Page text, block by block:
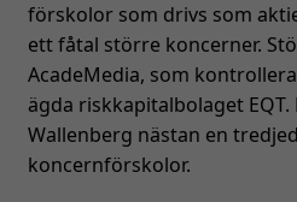
förskolor som drivs som
ett fåtal större koncerner.
AcadeMedia, som
ägda riskkapitalbolaget
Wallenberg nästan en
koncernförskolor.